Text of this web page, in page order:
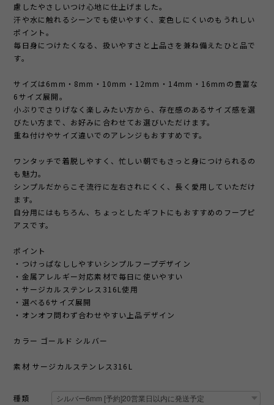
慮したやさしいつけ心地に仕上げました。
汗や水に触れるシーンでも使いやすく、変色しにくいのもうれしい
ポイント。
毎日身につけたくなる、扱いやすさと上品さを兼ね備えたひと品で
す。
サイズは6mm・8mm・10mm・12mm・14mm・16mmの豊富な
6サイズ展開。
小ぶりでさりげなく楽しみたい方から、存在感のあるサイズ感を選
びたい方まで、お好みに合わせてお選びいただけます。
重ね付けやサイズ違いでのアレンジもおすすめです。
ワンタッチで着脱しやすく、忙しい朝でもさっと身につけられるの
も魅力。
シンプルだからこそ流行に左右されにくく、長く愛用していただけ
ます。
自分用にはもちろん、ちょっとしたギフトにもおすすめのフープピ
アスです。
ポイント
・つけっぱなししやすいシンプルフープデザイン
・金属アレルギー対応素材で毎日に使いやすい
・サージカルステンレス316L使用
・選べる6サイズ展開
・オンオフ問わず合わせやすい上品デザイン
カラー ゴールド シルバー
素材 サージカルステンレス316L
種類